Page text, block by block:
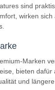
sind
wirken
Marken
bieten dafür
und längere